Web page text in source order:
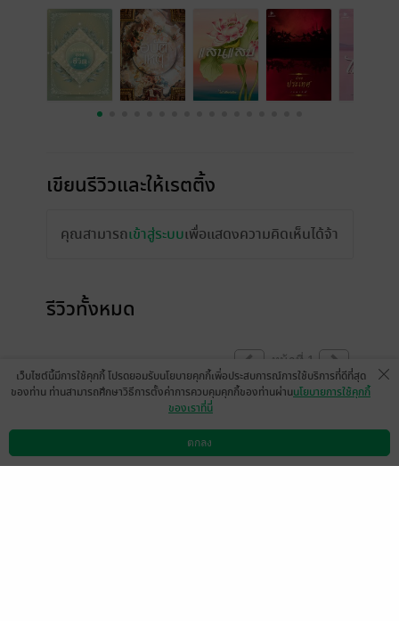
เขียนรีวิวและให้เรตติ้ง
คุณสามารถเข้าสู่ระบบเพื่อแสดงความคิดเห็นได้จ้า
รีวิวทั้งหมด
หน้าที่ 1
ดาวน์โหลดแอป วิธีการใช้งาน ติดต่อเรา
เว็บไซต์นี้มีการใช้คุกกี้ โปรดยอมรับนโยบายคุกกี้เพื่อประสบการณ์การใช้บริการที่ดีที่สุด
ของท่าน ท่านสามารถศึกษาวิธีการตั้งค่าการควบคุมคุกกี้ของท่านผ่านนโยบายการใช้คุกกี้
ของเราที่นี่
ตกลง